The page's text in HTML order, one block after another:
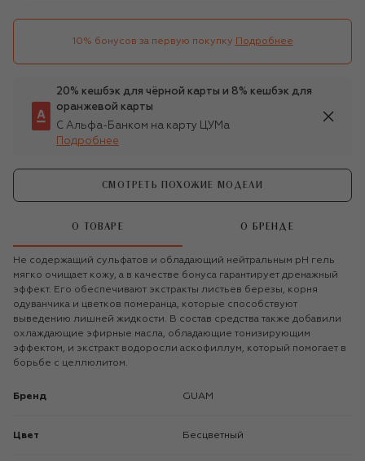
10% бонусов за первую покупку Подробнее
20% кешбэк для чёрной карты и 8% кешбэк для
оранжевой карты
С Альфа-Банком на карту ЦУМа
Подробнее
СМОТРЕТЬ ПОХОЖИЕ МОДЕЛИ
О ТОВАРЕ О БРЕНДЕ
Не содержащий сульфатов и обладающий нейтральным рН гель
мягко очищает кожу, а в качестве бонуса гарантирует дренажный
эффект. Его обеспечивают экстракты листьев березы, корня
одуванчика и цветков померанца, которые способствуют
выведению лишней жидкости. В состав средства также добавили
охлаждающие эфирные масла, обладающие тонизирующим
эффектом, и экстракт водоросли аскофиллум, который помогает в
борьбе с целлюлитом.
Бренд GUAM
Цвет Бесцветный